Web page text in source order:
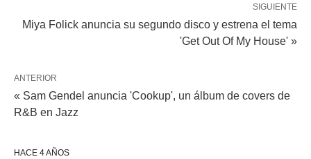
SIGUIENTE
Miya Folick anuncia su segundo disco y estrena el tema
'Get Out Of My House' »
ANTERIOR
« Sam Gendel anuncia 'Cookup', un álbum de covers de
R&B en Jazz
HACE 4 AÑOS